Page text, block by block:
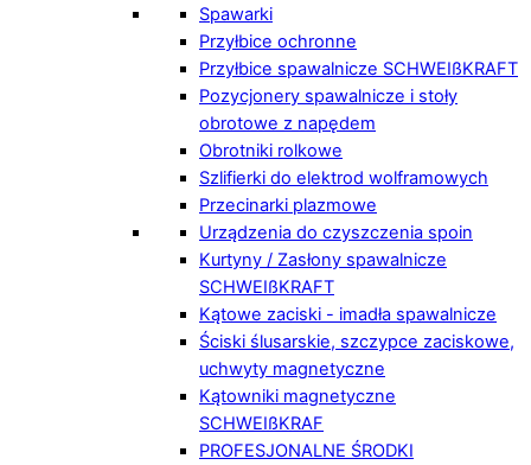
Spawarki
Przyłbice ochronne
Przyłbice spawalnicze SCHWEIßKRAFT
Pozycjonery spawalnicze i stoły
obrotowe z napędem
Obrotniki rolkowe
Szlifierki do elektrod wolframowych
Przecinarki plazmowe
Urządzenia do czyszczenia spoin
Kurtyny / Zasłony spawalnicze
SCHWEIßKRAFT
Kątowe zaciski - imadła spawalnicze
Ściski ślusarskie, szczypce zaciskowe,
uchwyty magnetyczne
Kątowniki magnetyczne
SCHWEIßKRAF
PROFESJONALNE ŚRODKI